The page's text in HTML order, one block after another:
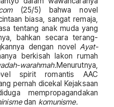
(25/5) bahwa novel
biasa, sangat remaja,
tentang anak muda yang
bahkan secara terang-
dengan novelAyat-
berkisah lakon rumah
warahmah.Menurutnya,
spirit romantis AAC
pernah dicekal Kejaksaan
mempropagandakan
dan komunisme.